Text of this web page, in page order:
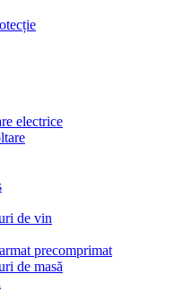
electrice
de vin
precomprimat
de masă